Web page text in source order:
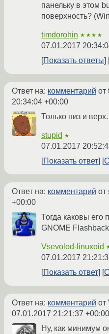
панельку в этом
поверхность?
timdorohin ★★★★
07.01.2017
Показать ответы
Ответ на: комментарий от
20:34:04 +00:00
Только низ и верх.
stupid ★
07.01.2017
Показать ответ
Ответ на: комментарий от
+00:00
Тогда каковы его
GNOME
Vsevolod-linuxoid
07.01.2017
Показать ответ
Ответ на: комментарий от
07.01.2017 21:21:37 +00:00
Ну, как минимум